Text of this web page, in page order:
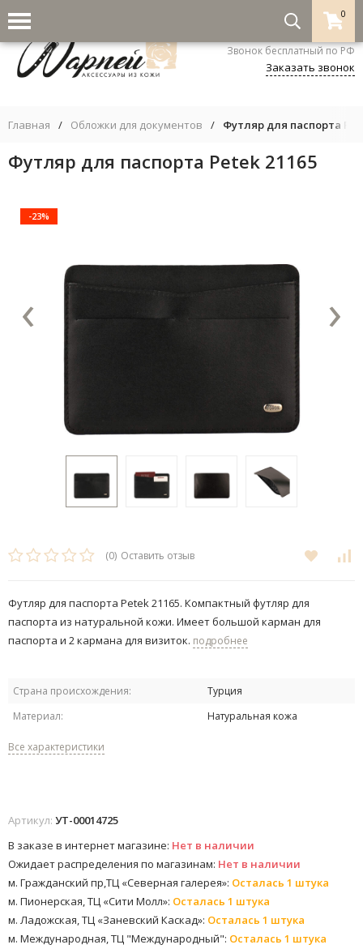
0
8-800-333-5530
Звонок бесплатный по РФ
Заказать звонок
Главная / Обложки для документов / Футляр для паспорта
Футляр для паспорта Petek 21165
-23%
‹ ›
(0) Оставить отзыв
Футляр для паспорта Petek 21165. Компактный футляр для
паспорта из натуральной кожи. Имеет большой карман для
паспорта и 2 кармана для визиток. подробнее
Страна происхождения:
Турция
Материал:
Натуральная кожа
Все характеристики
Артикул: УТ-00014725
В заказе в интернет магазине: Нет в наличии
Ожидает распределения по магазинам: Нет в наличии
м. Гражданский пр,ТЦ «Северная галерея»: Осталась 1 штука
м. Пионерская, ТЦ «Сити Молл»: Осталась 1 штука
м. Ладожская, ТЦ «Заневский Каскад»: Осталась 1 штука
м. Международная, ТЦ "Международный": Осталась 1 штука